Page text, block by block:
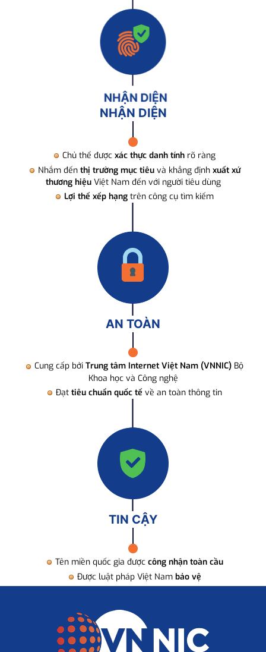
NHẬN DIỆN
Chủ thể được xác thực danh tính rõ ràng
Nhắm đến thị trường mục tiêuvà khẳng định xuất xứ
thương hiệuViệt Nam đến với người tiêu dùng
Lợi thế xếp hạng trên công cụ tìm kiếm
AN TOÀN
Cung cấp bởi Trung tâm Internet Việt Nam (VNNIC) Bộ
Khoa học và Công nghệ
Đạt tiêu chuẩn quốc tế về an toàn thông tin
TIN CẬY
Tên miền quốc gia được công nhận toàn cầu
Được luật pháp Việt Nam bảo vệ